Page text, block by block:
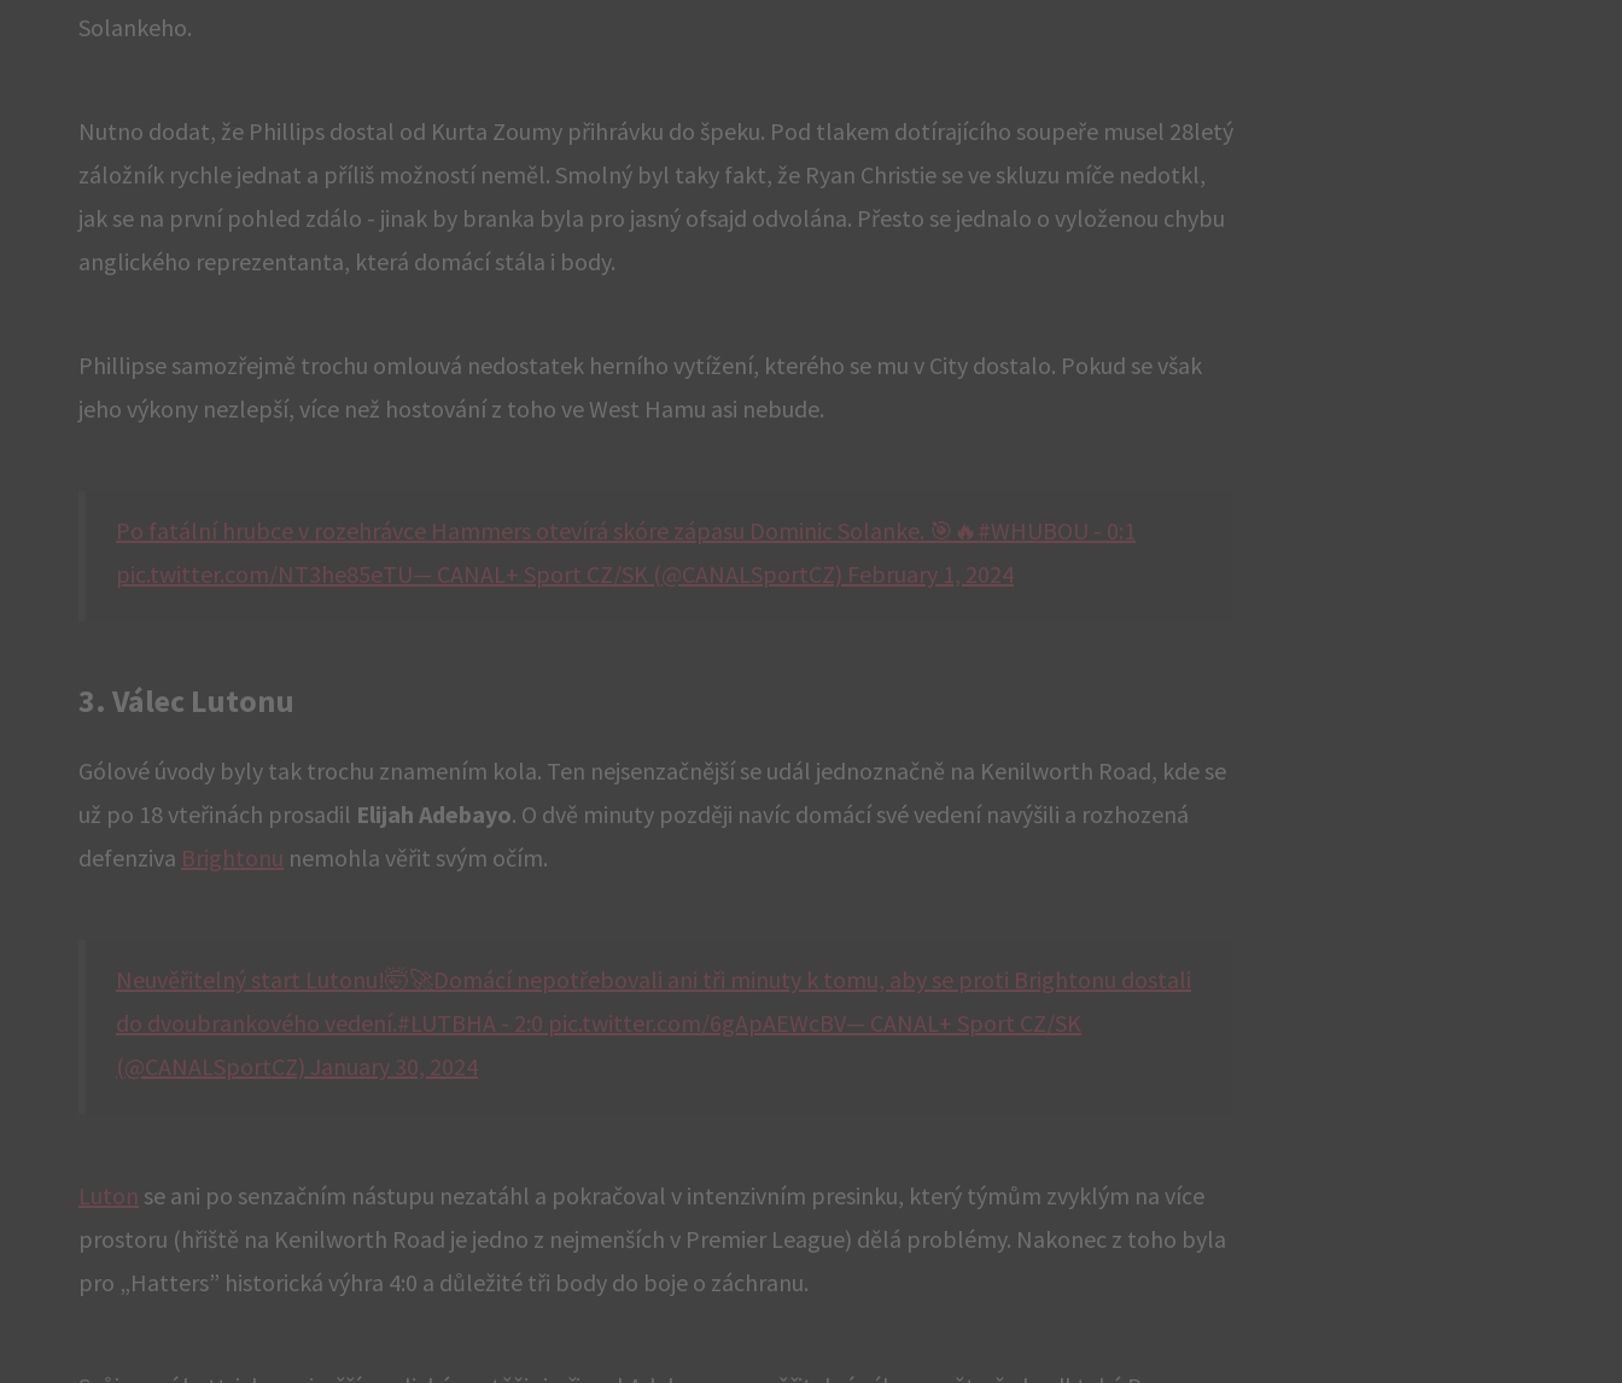
Solankeho.
Nutno dodat, že Phillips dostal od Kurta Zoumy přihrávku do špeku. Pod tlakem dotírajícího soupeře musel 28letý
záložník rychle jednat a příliš možností neměl. Smolný byl taky fakt, že Ryan Christie se ve skluzu míče nedotkl,
jak se na první pohled zdálo - jinak by branka byla pro jasný ofsajd odvolána. Přesto se jednalo o vyloženou chybu
anglického reprezentanta, která domácí stála i body.
Phillipse samozřejmě trochu omlouvá nedostatek herního vytížení, kterého se mu v City dostalo. Pokud se však
jeho výkony nezlepší, více než hostování z toho ve West Hamu asi nebude.
Po fatální hrubce v rozehrávce Hammers otevírá skóre zápasu Dominic Solanke. 🎯🔥#WHUBOU - 0:1
pic.twitter.com/NT3he85eTU— CANAL+ Sport CZ/SK (@CANALSportCZ) February 1, 2024
3. Válec Lutonu
Gólové úvody byly tak trochu znamením kola. Ten nejsenzačnější se udál jednoznačně na Kenilworth Road, kde se
už po 18 vteřinách prosadil Elijah Adebayo. O dvě minuty později navíc domácí své vedení navýšili a rozhozená
defenziva Brightonu nemohla věřit svým očím.
Neuvěřitelný start Lutonu!🤯🚀Domácí nepotřebovali ani tři minuty k tomu, aby se proti Brightonu dostali
do dvoubrankového vedení.#LUTBHA - 2:0 pic.twitter.com/6gApAEWcBV— CANAL+ Sport CZ/SK
(@CANALSportCZ) January 30, 2024
Luton se ani po senzačním nástupu nezatáhl a pokračoval v intenzivním presinku, který týmům zvyklým na více
prostoru (hřiště na Kenilworth Road je jedno z nejmenších v Premier League) dělá problémy. Nakonec z toho byla
pro „Hatters” historická výhra 4:0 a důležité tři body do boje o záchranu.